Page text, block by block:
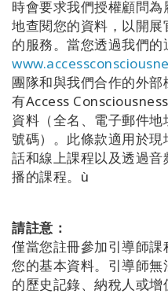
時會要求我們授權顧問
地查閱您的資料，以開
的服務。當您透過我們的
團隊和與我們合作的外
有Access
資料（全名、電子郵件
號碼）。此條款適用於
話和線上課程以及透過
播的課程。ù
請註意：
僅當您註冊參加引導師
您的基本資料。引導師
的歷史記錄、納稅人或增